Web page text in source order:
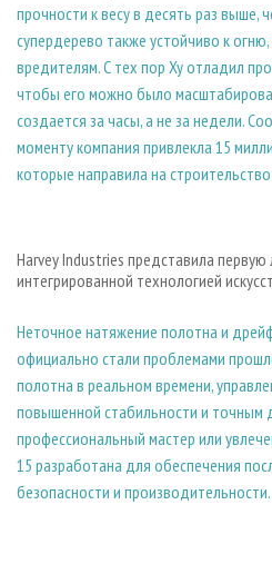
прочности к весу в десять раз выше,
супердерево также устойчиво к
вредителям. С тех пор Ху отладил
чтобы его можно было
создается за часы, а не за недели.
моменту компания привлекла 15
которые направила на
Harvey Industries представила
интегрированной технологией
Неточное натяжение полотна и
официально стали проблемами
полотна в реальном времени,
повышенной стабильности и точным
профессиональный мастер или
15 разработана для обеспечения
безопасности и производительности.